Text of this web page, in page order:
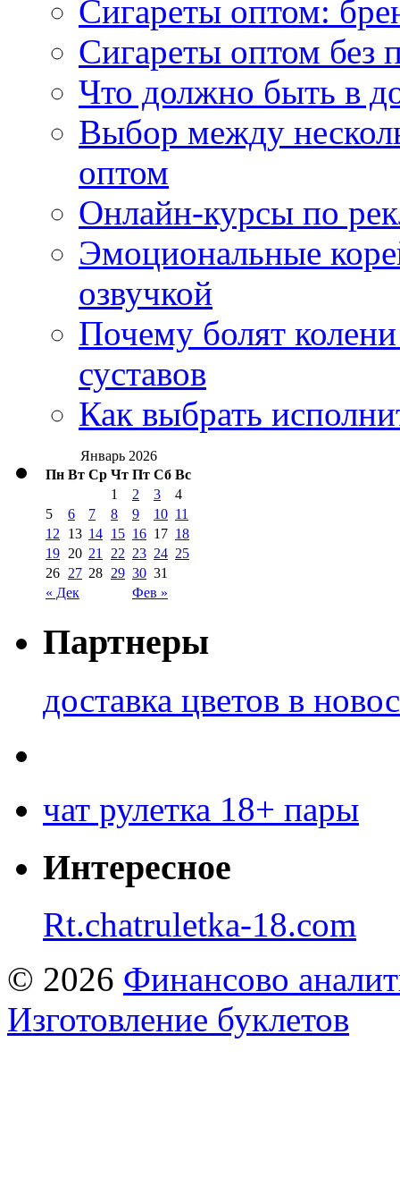
Сигареты оптом:
Сигареты оптом без
Что должно быть в
Выбор между
оптом
Онлайн-курсы по
Эмоциональные
озвучкой
Почему болят
суставов
Как выбрать
Январь 2026
Пн Вт Ср Чт Пт Сб Вс
« Дек Фев »
1 2 3
4
5
6 7 8 9 10 11
12 13 14 15 16 17 18
19 20 21 22 23 24 25
26 27 28 29 30 31
Партнеры
доставка цветов в
чат рулетка 18+ пары
Интересное
Rt.chatruletka-18.com
© 2026 Финансово
Изготовление буклетов